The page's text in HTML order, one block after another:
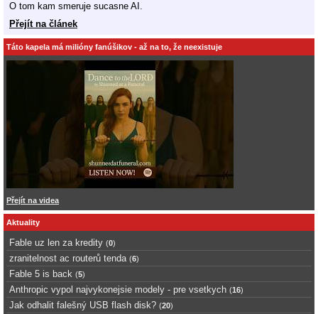
O tom kam smeruje sucasne AI.
Přejít na článek
Táto kapela má milióny fanúšikov - až na to, že neexistuje
Přejít na videa
Aktuality
Fable uz len za kredity (0)
zranitelnost ac routerů tenda (6)
Fable 5 is back (5)
Anthropic vypol najvykonejsie modely - pre vsetkych (16)
Jak odhalit falešný USB flash disk? (20)